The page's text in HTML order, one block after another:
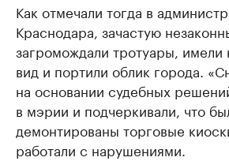
Как отмечали тогда в
Краснодара, зачастую
загромождали тротуары, имели
вид и портили облик города.
на основании судебных
в мэрии и подчеркивали, что
демонтированы торговые
работали с нарушениями.